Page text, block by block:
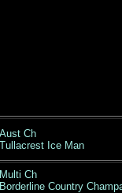
Aust Ch
Tullacrest Ice Man
Multi Ch
Borderline Country